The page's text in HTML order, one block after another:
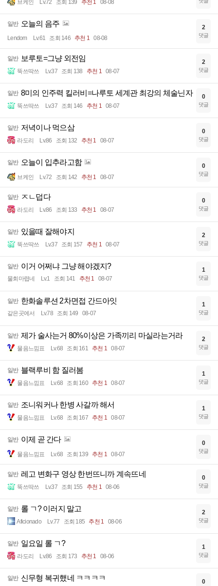
브케인 Lv.72 조회 139 추천 1 08-08
일반 오늘의 음주
Lendom Lv.61 조회 146 추천 1 08-08
2
댓글
일반 보루토=그냥 외전임
뚝쓰딱쓰 Lv.37 조회 138 추천 1 08-07
2
댓글
일반 8미의 인주력 킬러비=나루토 세계관 최강의 체술닌자
뚝쓰딱쓰 Lv.37 조회 146 추천 1 08-07
0
댓글
일반 저녁이나 먹으삼
라도리 Lv.86 조회 132 추천 1 08-07
0
댓글
일반 오늘이 입추라고함
브케인 Lv.72 조회 142 추천 1 08-07
0
댓글
일반 ㅈㄴ덥다
라도리 Lv.86 조회 133 추천 1 08-07
0
댓글
일반 있을때 잘해야지
뚝쓰딱쓰 Lv.37 조회 157 추천 1 08-07
2
댓글
일반 이거 어쩌냐 그냥 해야겠지?
물회마렵네 Lv.1 조회 141 추천 1 08-07
1
댓글
일반 한화솔루션 2차면접 간드아잇
같은곳에서 Lv.78 조회 149 08-07
1
댓글
일반 제가 술사는거 80%이상은 가족끼리 마실라는거라
물음느낌표 Lv.68 조회 161 추천 1 08-07
2
댓글
일반 블랙루비 함 질러봄
물음느낌표 Lv.68 조회 160 추천 1 08-07
1
댓글
일반 조니워커나 한병 사갈까 해서
물음느낌표 Lv.68 조회 167 추천 1 08-07
1
댓글
일반 이제 곧 간다
물음느낌표 Lv.68 조회 139 추천 1 08-07
0
댓글
일반 레고 변화구 영상 한번뜨니까 계속뜨네
뚝쓰딱쓰 Lv.37 조회 155 추천 1 08-06
0
댓글
일반 롤 ㄱ? 이러지 말고
Aficionado Lv.77 조회 185 추천 1 08-06
2
댓글
일반 일요일 롤 ㄱ?
라도리 Lv.86 조회 173 추천 1 08-06
1
댓글
일반 신무형 복귀했네 ㅋㅋㅋㅋ 0